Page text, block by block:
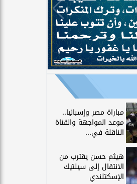
مباراة مصر وإسبانيا..
موعد المواجهة والقناة
الناقلة في...
هيثم حسن يقترب من
الانتقال إلى سيلتيك
الإسكتلندي